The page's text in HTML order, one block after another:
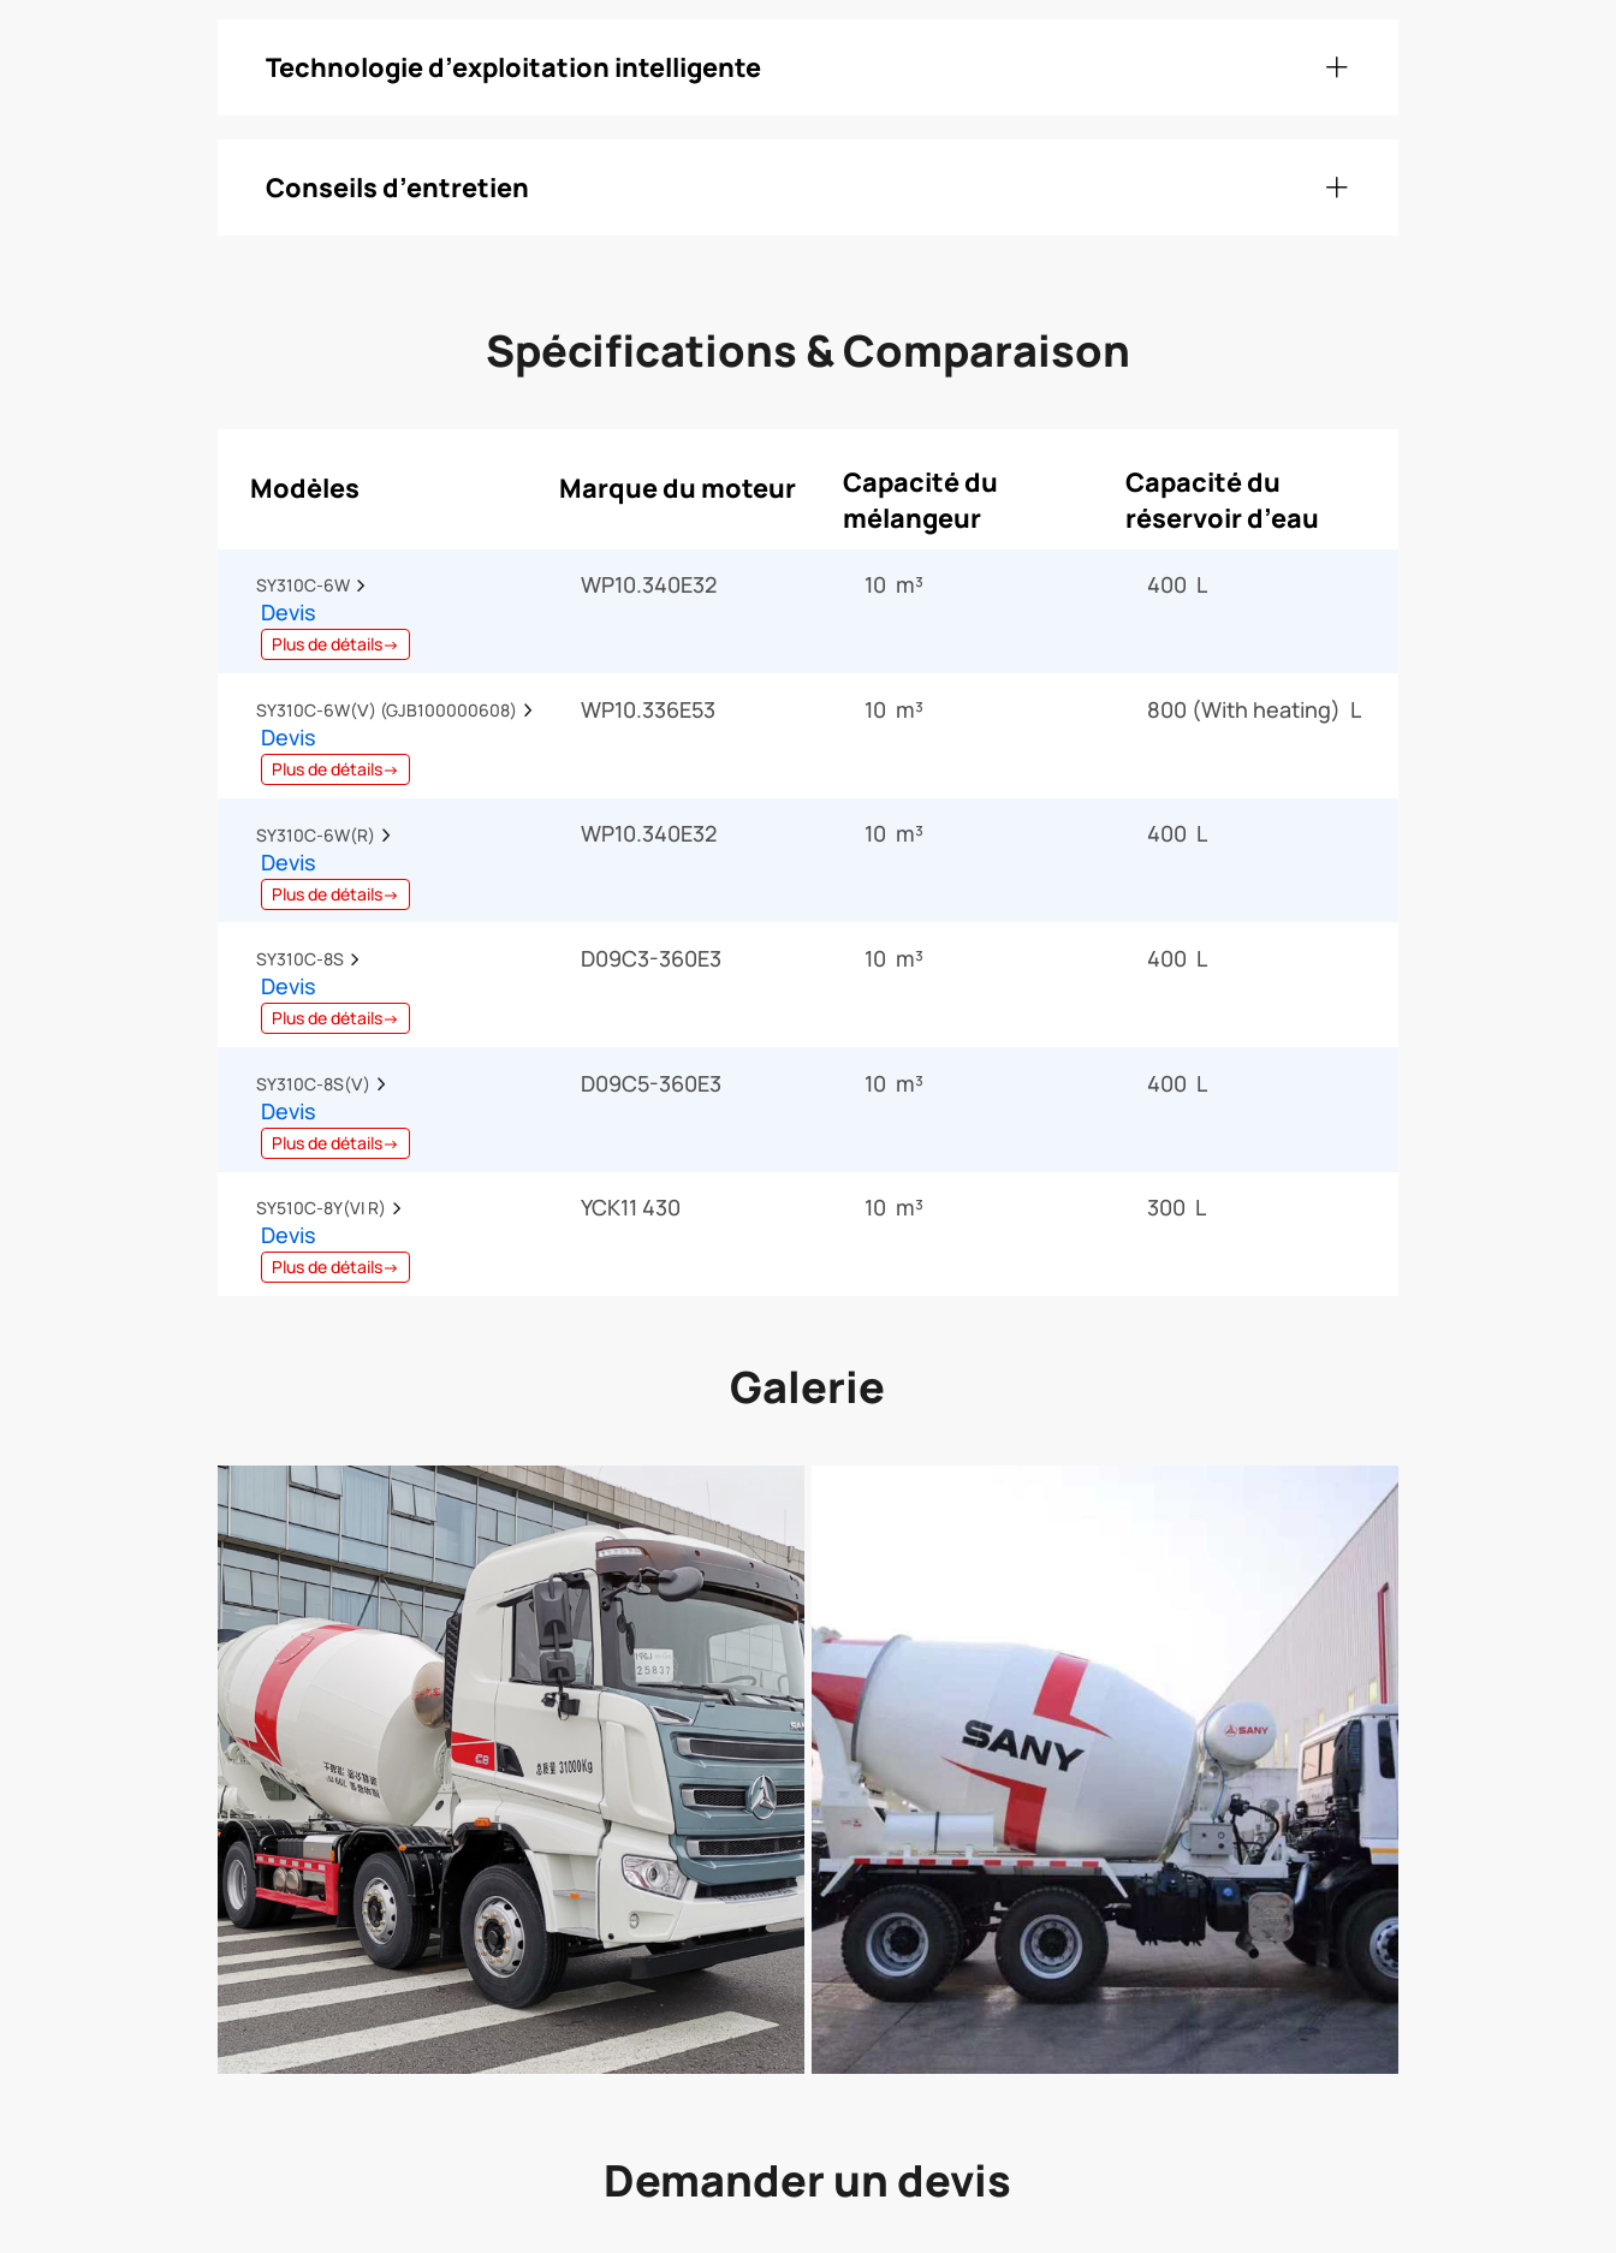
Technologie d’exploitation intelligente
Conseils d’entretien
Spécifications & Comparaison
Modèles Marque du moteur
Capacité du
mélangeur
Capacité du
réservoir d’eau
SY310C-6W
Devis
Plus de détails→
WP10.340E32 10 m³ 400 L
SY310C-6W(Ⅴ) (GJB100000608)
Devis
Plus de détails→
WP10.336E53 10 m³ 800 (With heating) L
SY310C-6W(R)
Devis
Plus de détails→
WP10.340E32 10 m³ 400 L
SY310C-8S
Devis
Plus de détails→
D09C3-360E3 10 m³ 400 L
SY310C-8S(Ⅴ)
Devis
Plus de détails→
D09C5-360E3 10 m³ 400 L
SY510C-8Y(VI R)
Devis
Plus de détails→
YCK11 430 10 m³ 300 L
Galerie
Demander un devis